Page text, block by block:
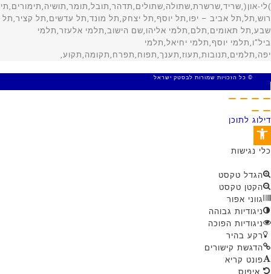
© כל הזכויות שמורות לבסטק ישראל
דילוג לתוכן
פתח סרגל נגישות
כלי נגישות
הגדל טקסט
הקטן טקסט
גווני אפור
ניגודיות גבוהה
ניגודיות הפוכה
רקע בהיר
הדגשת קישורים
פונט קריא
איפוס